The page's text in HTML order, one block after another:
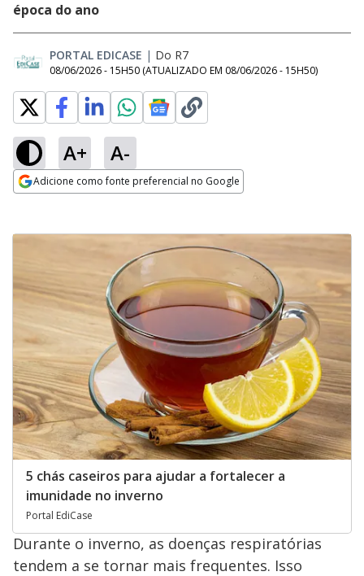
época do ano
PORTAL EDICASE | Do R7
08/06/2026 - 15H50 (ATUALIZADO EM 08/06/2026 - 15H50)
A+ A-
Adicione como fonte preferencial no Google
5 chás caseiros para ajudar a fortalecer a
imunidade no inverno
Portal EdiCase
Durante o inverno, as doenças respiratórias
tendem a se tornar mais frequentes. Isso